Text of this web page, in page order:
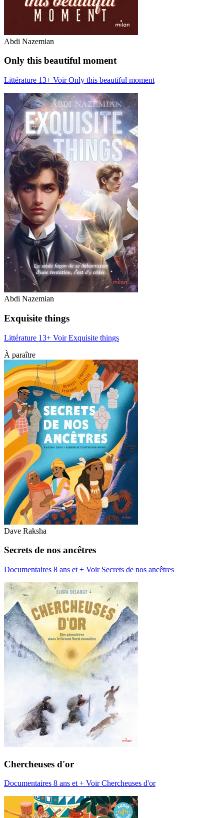
Abdi Nazemian
Only this beautiful moment
Littérature 13+ Voir Only this beautiful moment
Abdi Nazemian
Exquisite things
Littérature 13+ Voir Exquisite things
À paraître
Dave Raksha
Secrets de nos ancêtres
Documentaires 8 ans et + Voir Secrets de nos ancêtres
Chercheuses d'or
Documentaires 8 ans et + Voir Chercheuses d'or